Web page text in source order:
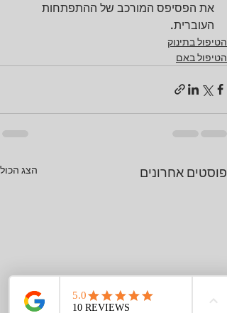
את הפסיפס המורכב של ההתפתחות
העוברית.
הטיפול בתינוק
הטיפול באם
פוסטים אחרונים הצג הכול